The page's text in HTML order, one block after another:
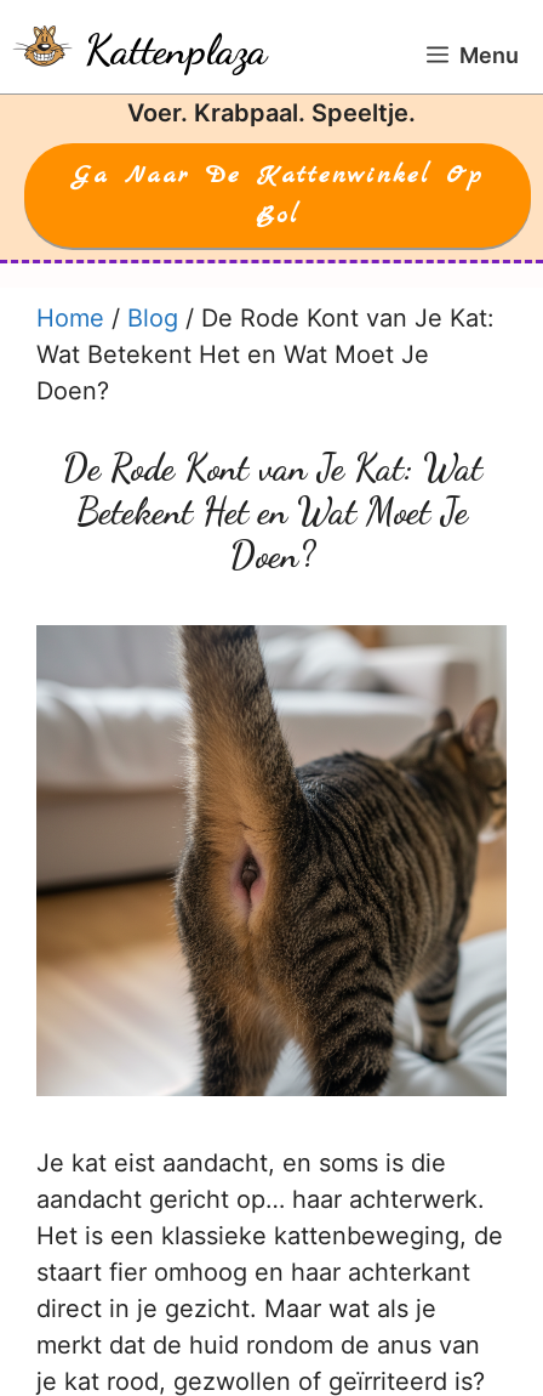
naar
de
Kattenplaza Menu
Voer. Krabpaal. Speeltje.
Ga Naar De Kattenwinkel Op
Bol
Home / Blog / De Rode Kont van Je Kat:
Wat Betekent Het en Wat Moet Je
Doen?
De Rode Kont van Je Kat: Wat
Betekent Het en Wat Moet Je
Doen?
Je kat eist aandacht, en soms is die
aandacht gericht op… haar achterwerk.
Het is een klassieke kattenbeweging, de
staart fier omhoog en haar achterkant
direct in je gezicht. Maar wat als je
merkt dat de huid rondom de anus van
je kat rood, gezwollen of geïrriteerd is?